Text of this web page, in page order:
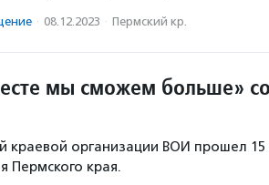
· 08.12.2023 · Пермский кр.
мы сможем больше»
краевой организации ВОИ прошел
Пермского края.